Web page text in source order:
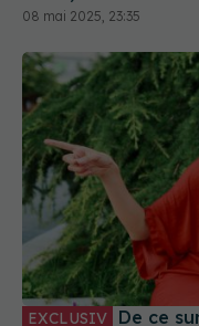
EXCLUSIV De ce sunt arătate femeile cu degetul.
Dr. Andreas